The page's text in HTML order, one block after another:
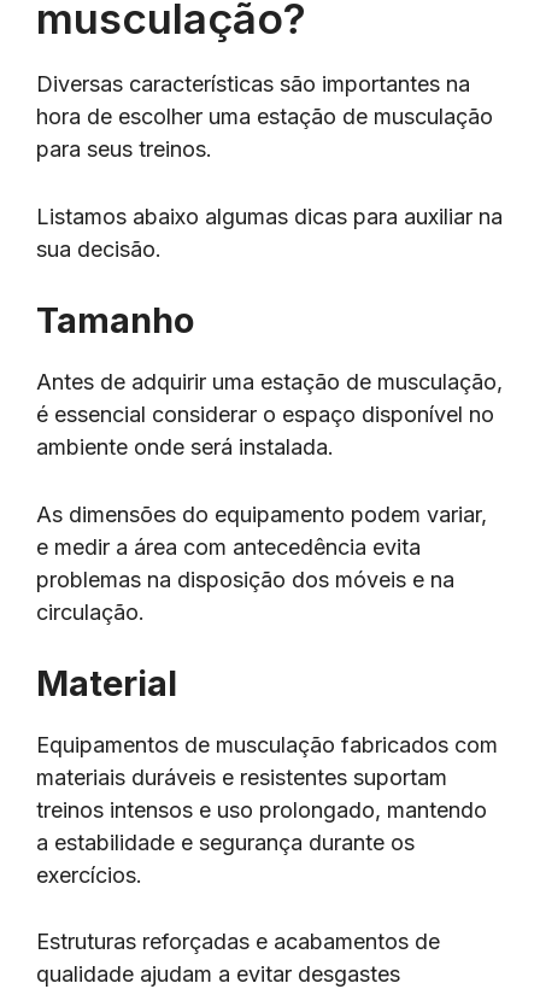
musculação?
Diversas características são importantes na
hora de escolher uma estação de musculação
para seus treinos.
Listamos abaixo algumas dicas para auxiliar na
sua decisão.
Tamanho
Antes de adquirir uma estação de musculação,
é essencial considerar o espaço disponível no
ambiente onde será instalada.
As dimensões do equipamento podem variar,
e medir a área com antecedência evita
problemas na disposição dos móveis e na
circulação.
Material
Equipamentos de musculação fabricados com
materiais duráveis e resistentes suportam
treinos intensos e uso prolongado, mantendo
a estabilidade e segurança durante os
exercícios.
Estruturas reforçadas e acabamentos de
qualidade ajudam a evitar desgastes